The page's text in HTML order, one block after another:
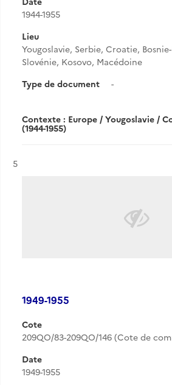
1944-1955
Lieu
Yougoslavie, Serbie, Croatie,
Slovénie, Kosovo, Macédoine
Type de document
-
Contexte : Europe / Yougoslavie /
(1944-1955)
Résultat n°
5
1949-1955
Cote
209QO/83-209QO/146 (Cote de
Date
1949-1955